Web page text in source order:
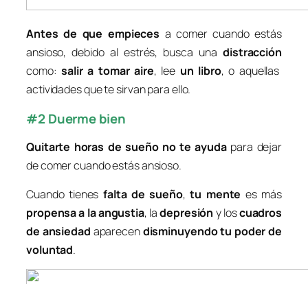
Antes de que empieces a comer cuando estás
ansioso, debido al estrés, busca unadistracción
como:salir a tomar aire, lee un libro, o aquellas
actividades que te sirvan para ello.
#2 Duerme bien
Quitarte horas de sueño no te ayudapara dejar
de comer cuando estás ansioso.
Cuando tienes falta de sueño,tu mente es más
propensa a la angustia, ladepresión y loscuadros
de ansiedad aparecendisminuyendo tu poder de
voluntad.